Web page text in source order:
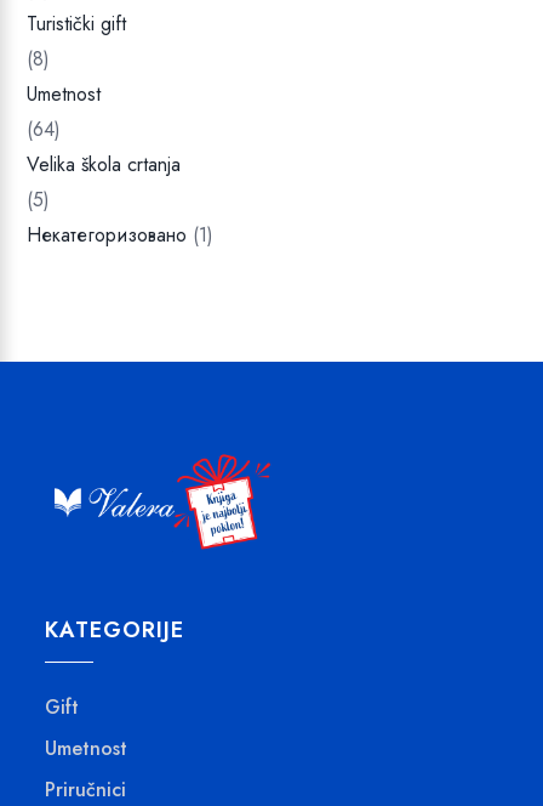
Turistički gift
(8)
Umetnost
(64)
Velika škola crtanja
(5)
Некатегоризовано (1)
KATEGORIJE
Gift
Umetnost
Priručnici